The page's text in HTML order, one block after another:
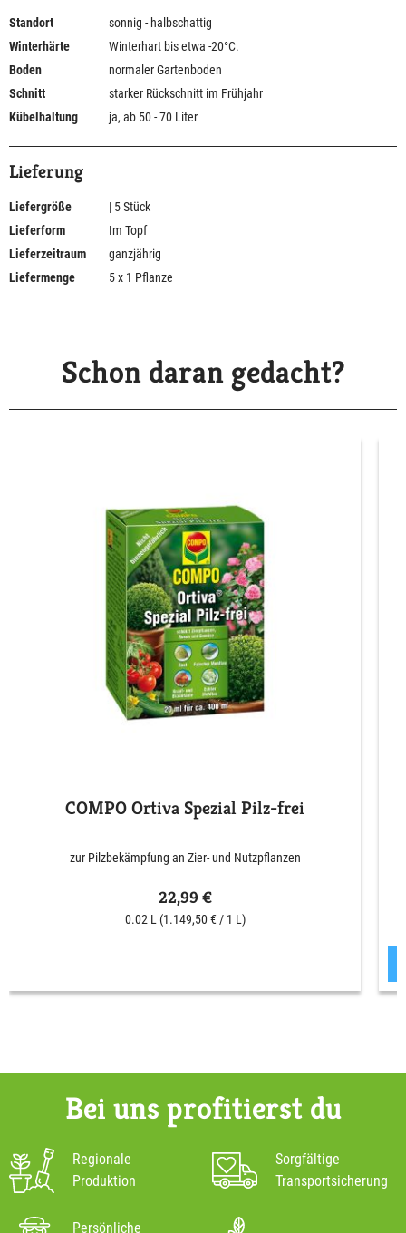
Standort
sonnig - halbschattig
Winterhärte
Winterhart bis etwa -20°C.
Boden
normaler Gartenboden
Schnitt
starker Rückschnitt im Frühjahr
Kübelhaltung
ja, ab 50 - 70 Liter
Lieferung
Liefergröße
| 5 Stück
Lieferform
Im Topf
Lieferzeitraum
ganzjährig
Liefermenge
5 x 1 Pflanze
Schon daran gedacht?
COMPO Ortiva Spezial Pilz-frei
zur Pilzbekämpfung an Zier- und Nutzpflanzen
22,99 €
0.02 L (1.149,50 € / 1 L)
Bei uns profitierst du
Regionale
Produktion
Sorgfältige
Transportsicherung
Persönliche